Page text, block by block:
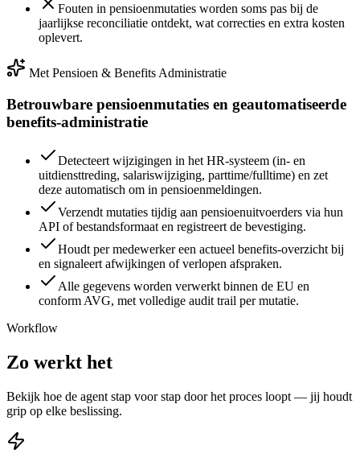
Fouten in pensioenmutaties worden soms pas bij de
jaarlijkse reconciliatie ontdekt, wat correcties en extra kosten
oplevert.
Met Pensioen & Benefits Administratie
Betrouwbare pensioenmutaties en geautomatiseerde
benefits-administratie
Detecteert wijzigingen in het HR-systeem (in- en
uitdiensttreding, salariswijziging, parttime/fulltime) en zet
deze automatisch om in pensioenmeldingen.
Verzendt mutaties tijdig aan pensioenuitvoerders via hun
API of bestandsformaat en registreert de bevestiging.
Houdt per medewerker een actueel benefits-overzicht bij
en signaleert afwijkingen of verlopen afspraken.
Alle gegevens worden verwerkt binnen de EU en
conform AVG, met volledige audit trail per mutatie.
Workflow
Zo werkt het
Bekijk hoe de agent stap voor stap door het proces loopt — jij houdt
grip op elke beslissing.